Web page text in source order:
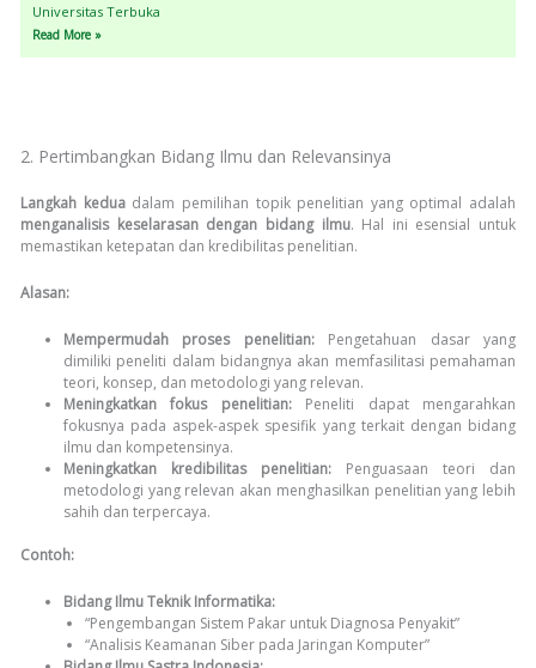
Universitas Terbuka
Read More »
2. Pertimbangkan Bidang Ilmu dan Relevansinya
Langkah keduadalam pemilihan topik penelitian yang optimal adalah
menganalisis keselarasan dengan bidang ilmu. Hal ini esensial untuk
memastikan ketepatan dan kredibilitas penelitian.
Alasan:
Mempermudah proses penelitian:Pengetahuan dasar yang
dimiliki peneliti dalam bidangnya akan memfasilitasi pemahaman
teori, konsep, dan metodologi yang relevan.
Meningkatkan fokus penelitian:Peneliti dapat mengarahkan
fokusnya pada aspek-aspek spesifik yang terkait dengan bidang
ilmu dan kompetensinya.
Meningkatkan kredibilitas penelitian: Penguasaan teori dan
metodologi yang relevan akan menghasilkan penelitian yang lebih
sahih dan terpercaya.
Contoh:
Bidang Ilmu Teknik Informatika:
“Pengembangan Sistem Pakar untuk Diagnosa Penyakit”
“Analisis Keamanan Siber pada Jaringan Komputer”